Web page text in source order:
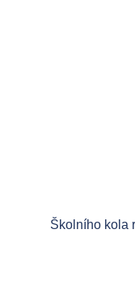
Školního kola